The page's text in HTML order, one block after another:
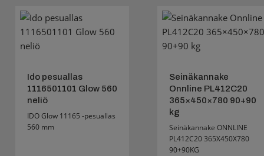
Ido pesuallas
1116501101 Glow 560
neliö
IDO Glow 11165 -pesuallas
560 mm
Seinäkannake
Onnline PL412C20
365×450×780 90+90
kg
Seinäkannake ONNLINE
PL412C20 365X450X780
90+90KG